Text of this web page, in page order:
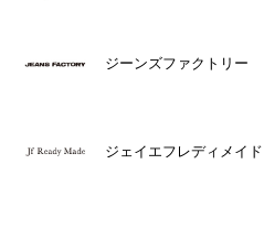
ジーンズファクトリー
ジェイエフレディメイド